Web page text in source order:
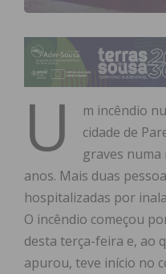
U
m incêndio
cidade de
graves numa
anos. Mais duas
hospitalizadas por
O incêndio começou
desta terça-feira e, ao
apurou, teve início no